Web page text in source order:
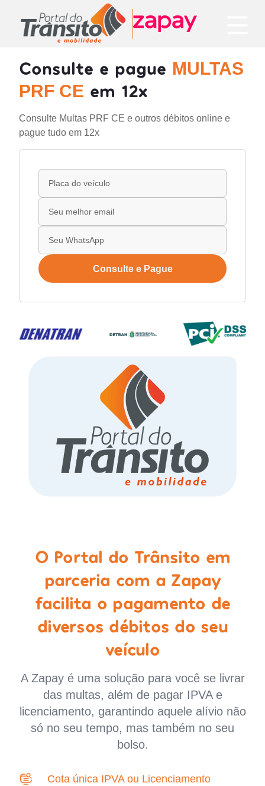
Consulte e pague MULTAS
PRF CE em 12x
Consulte Multas PRF CE e outros débitos online e
pague tudo em 12x
Consulte e Pague
O Portal do Trânsito em
parceria com a Zapay
facilita o pagamento de
diversos débitos do seu
veículo
A Zapay é uma solução para você se livrar
das multas, além de pagar IPVA e
licenciamento, garantindo aquele alívio não
só no seu tempo, mas também no seu
bolso.
Cota única IPVA ou Licenciamento